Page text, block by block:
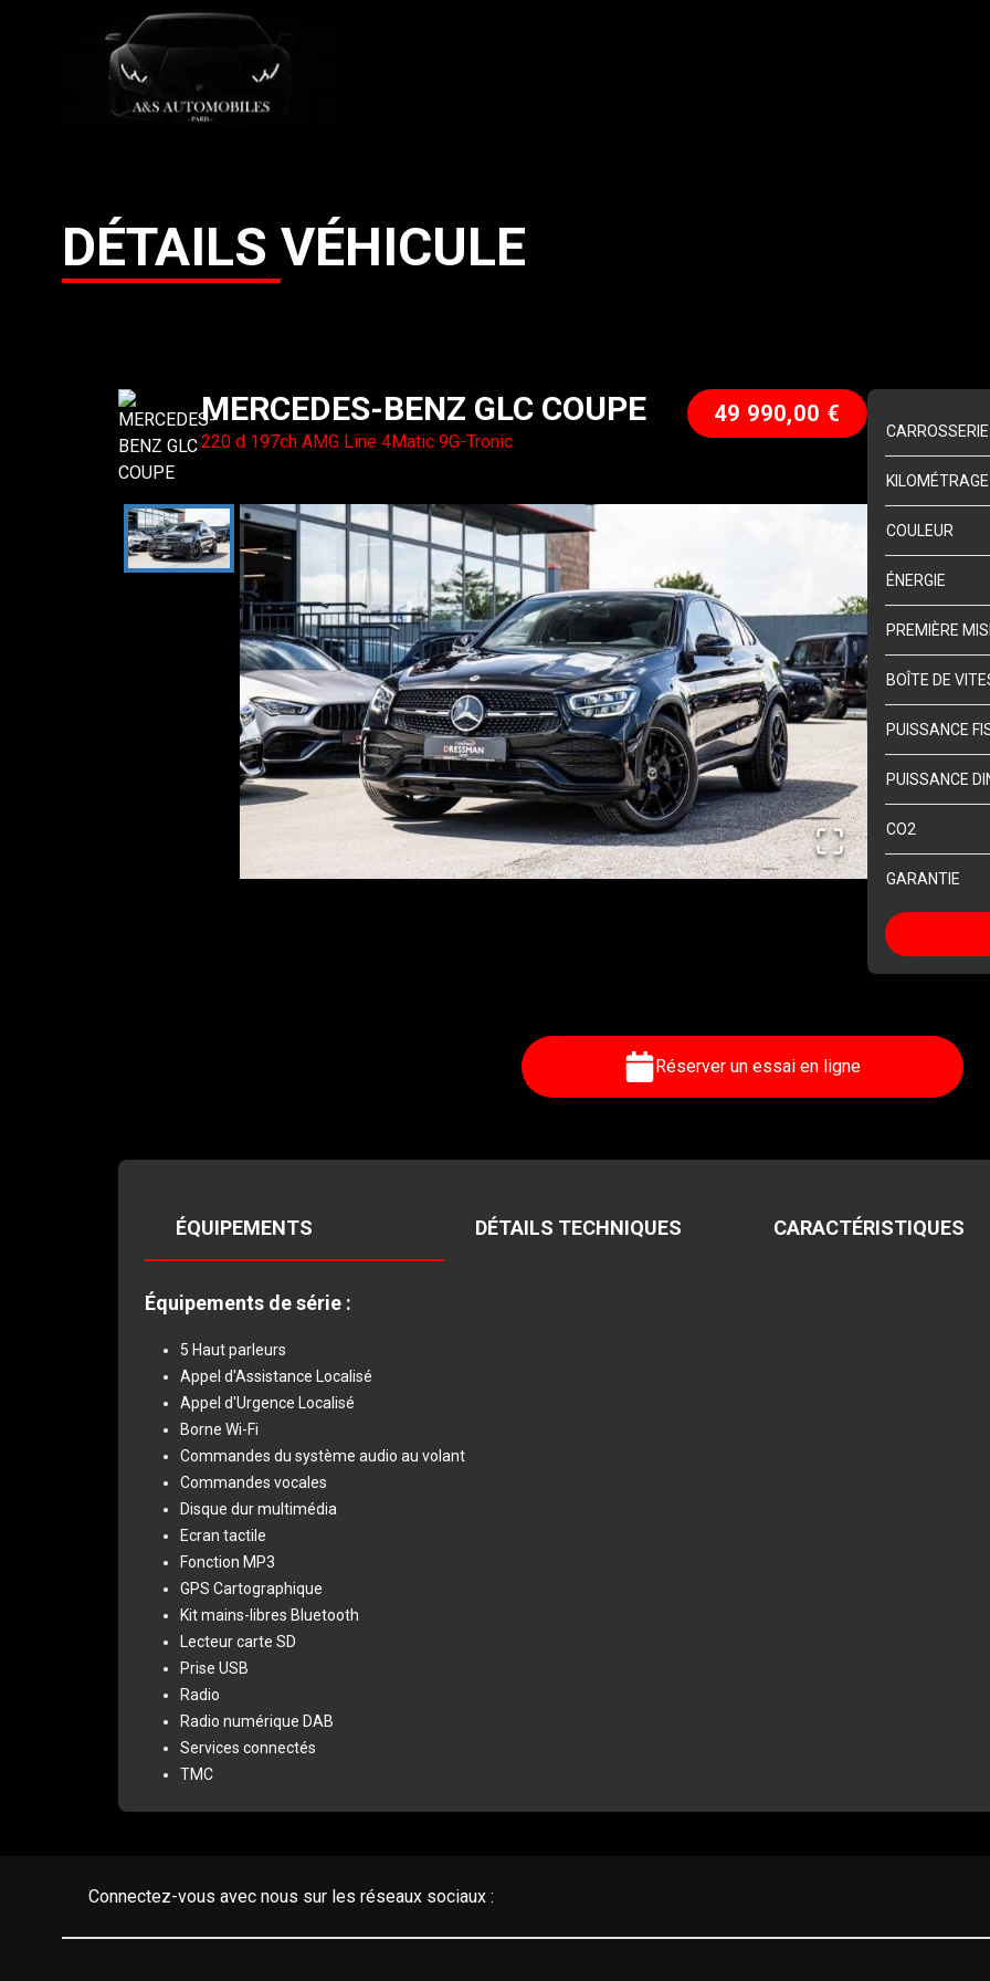
DÉTAILS VÉHICULE
MERCEDES-BENZ GLC COUPE
220 d 197ch AMG Line 4Matic 9G-Tronic
49 990,00 €
CARROSSERIE
KILOMÉTRAGE
COULEUR
ÉNERGIE
PREMIÈRE
BOÎTE DE
PUISSANCE
PUISSANCE
CO2
GARANTIE
Réserver un essai en ligne
ÉQUIPEMENTS DÉTAILS TECHNIQUES CARACTÉRISTIQUES
Équipements de série :
5 Haut parleurs
Appel d'Assistance Localisé
Appel d'Urgence Localisé
Borne Wi-Fi
Commandes du système audio au volant
Commandes vocales
Disque dur multimédia
Ecran tactile
Fonction MP3
GPS Cartographique
Kit mains-libres Bluetooth
Lecteur carte SD
Prise USB
Radio
Radio numérique DAB
Services connectés
TMC
Commande Mode ECO
Commande du comportement dynamique
Connectez-vous avec nous sur les réseaux sociaux :